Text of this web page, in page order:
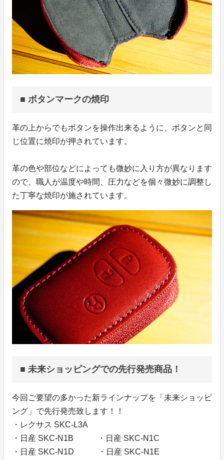
■ ボタンマークの焼印
革の上からでもボタンを操作出来るように、ボタンと同
じ位置に焼印が押されています。
革の色や部位などによっても微妙に入り方が異なります
ので、職人が温度や時間、圧力などを個々微妙に調整し
た丁寧な焼印が施されています。
■ 未来ショッピングでの先行発売商品！
今回ご要望の多かった新ラインナップを「未来ショッピ
ング」で先行発売致します！！
・レクサス SKC-L3A
・日産 SKC-N1B ・日産 SKC-N1C
・日産 SKC-N1D ・日産 SKC-N1E